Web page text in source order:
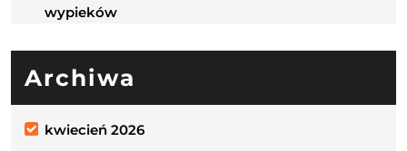
wypieków
Archiwa
kwiecień 2026